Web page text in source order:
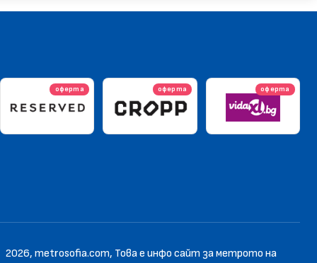
оферта оферта оферта
2026, metrosofia.com, Това е инфо сайт за метрото на